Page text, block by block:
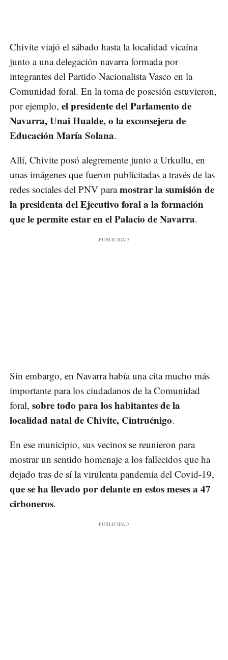
Chivite viajó el sábado hasta la localidad vicaína
junto a una delegación navarra formada por
integrantes del Partido Nacionalista Vasco en la
Comunidad foral. En la toma de posesión estuvieron,
por ejemplo, el presidente del Parlamento de
Navarra, Unai Hualde, o la exconsejera de
Educación María Solana.
Allí, Chivite posó alegremente junto a Urkullu, en
unas imágenes que fueron publicitadas a través de las
redes sociales del PNV paramostrar la sumisión de
la presidenta del Ejecutivo foral a la formación
que le permite estar en el Palacio de Navarra.
Sin embargo, en Navarra había una cita mucho más
importante para los ciudadanos de la Comunidad
foral, sobre todo para los habitantes de la
localidad natal de Chivite, Cintruénigo.
En ese municipio, sus vecinos se reunieron para
mostrar un sentido homenaje a los fallecidos que ha
dejado tras de sí la virulenta pandemia del Covid-19,
que se ha llevado por delante en estos meses a 47
cirboneros.